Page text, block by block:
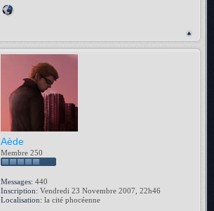
Aède
Membre 250
Messages: 440
Inscription: Vendredi 23 Novembre 2007, 22h46
Localisation: la cité phocéenne